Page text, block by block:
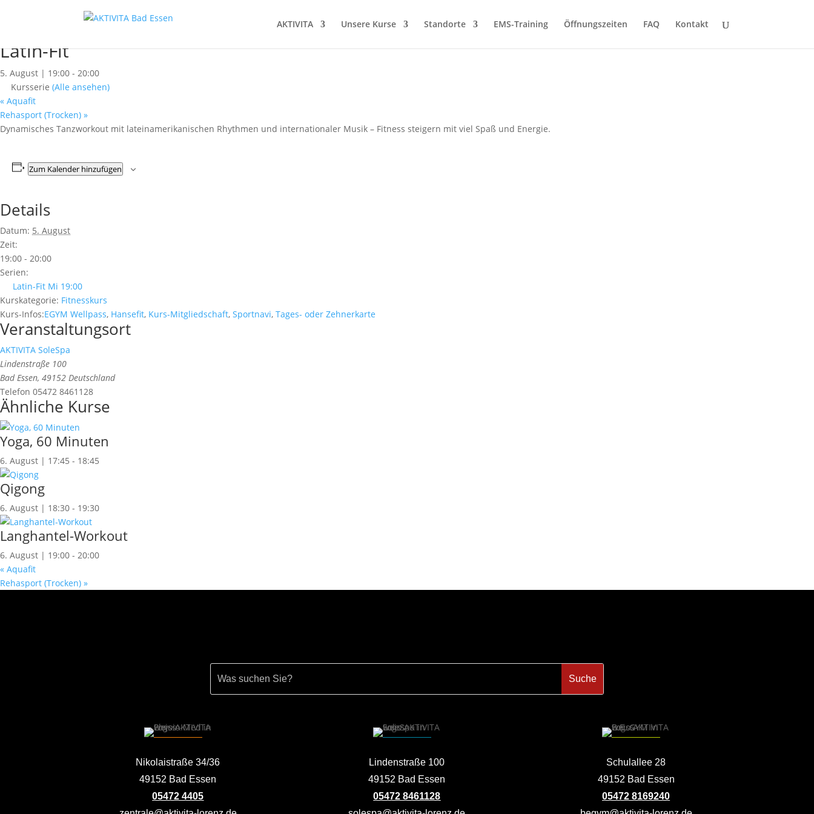
AKTIVITA Unsere Kurse Standorte EMS-Training Öffnungszeiten FAQ Kontakt
Latin-Fit
5. August | 19:00 - 20:00
Kursserie (Alle ansehen)
« Aquafit
Rehasport (Trocken) »
Dynamisches Tanzworkout mit lateinamerikanischen Rhythmen und internationaler Musik – Fitness steigern mit viel Spaß und Energie.
Zum Kalender hinzufügen
Details
Datum: 5. August
Zeit:
19:00 - 20:00
Serien:
Latin-Fit Mi 19:00
Kurskategorie: Fitnesskurs
Kurs-Infos:EGYM Wellpass, Hansefit, Kurs-Mitgliedschaft, Sportnavi, Tages- oder Zehnerkarte
Veranstaltungsort
AKTIVITA SoleSpa
Lindenstraße 100
Bad Essen, 49152 Deutschland
Telefon 05472 8461128
Ähnliche Kurse
Yoga, 60 Minuten
6. August | 17:45 - 18:45
Qigong
6. August | 18:30 - 19:30
Langhantel-Workout
6. August | 19:00 - 20:00
« Aquafit
Rehasport (Trocken) »
Nikolaistraße 34/36
49152 Bad Essen
05472 4405
Lindenstraße 100
49152 Bad Essen
05472 8461128
Schulallee 28
49152 Bad Essen
05472 8169240